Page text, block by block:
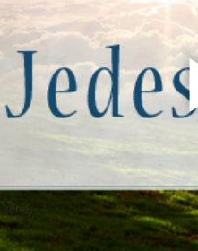
universelle Prinzip von
erklärt, wie jede Handlung,
Beispiels der armen Witwe
kann.